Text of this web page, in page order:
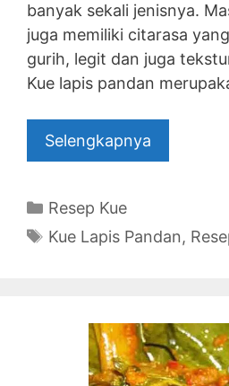
banyak sekali jenisnya.
juga memiliki citarasa
gurih, legit dan juga
Kue lapis pandan
Selengkapnya
Categories
Resep Kue
Tags
Kue Lapis Pandan,